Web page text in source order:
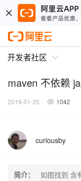
开发者社区
maven 不依赖
2016-01-20 1042
curiousby
简介：
如图找到